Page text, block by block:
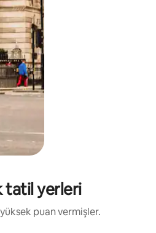
tatil yerleri
puan vermişler.